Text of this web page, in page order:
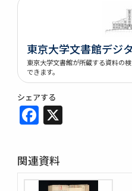
東京大学文書館デジ
東京大学文書館が所蔵する資料の
できます。
シェアする
Facebook
関連資料